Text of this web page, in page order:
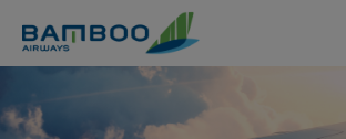
Khám phá bản Cát